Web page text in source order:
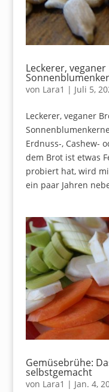
Leckerer,
von Lara1 | Juli 5,
Leckerer, veganer
Erdnuss-, Cashew-
dem Brot ist etwas
probiert hat, wird
ein paar Jahren
Gemüsebrühe:
selbstgemacht
von Lara1 | Jan. 4,